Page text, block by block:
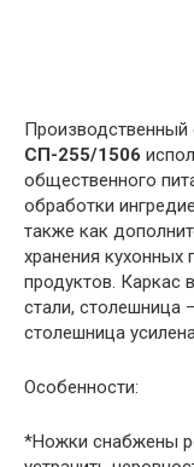
Производственный
СП-255/1506
общественного
обработки
также как
хранения кухонных
продуктов. Каркас
стали, столешница
столешница
Особенности:
*Ножки снабжены